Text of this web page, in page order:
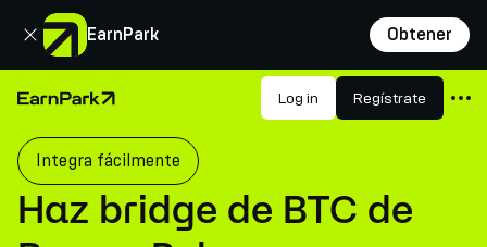
EarnPark Obtener
Cerrar
Página de inicio Log in Regístrate
Productos
Mercados
Calculadoras
PARK Token
Integra fácilmente
Haz bridge de BTC de